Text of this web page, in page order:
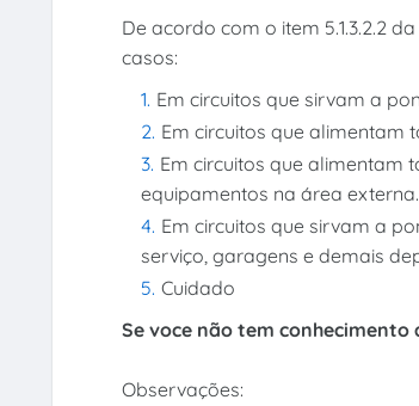
De acordo com o item 5.1.3.2.2
casos:
Em circuitos que sirvam a
Em circuitos que alimentam
Em circuitos que alimentam
equipamentos na área externa.
Em circuitos que sirvam a
serviço, garagens e demais
Cuidado
Se voce não tem
Observações: